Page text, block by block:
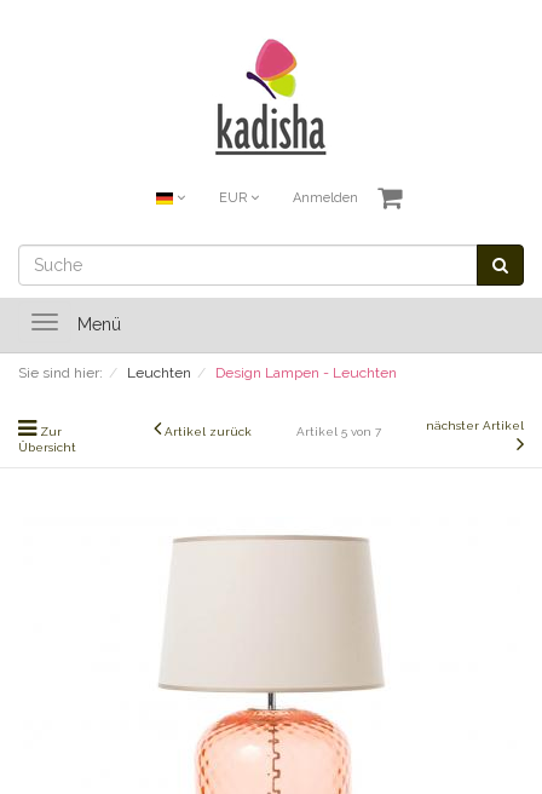
EUR Anmelden
ToggleMenü
Sie sind hier: Leuchten Design Lampen - Leuchten
Zur
Übersicht
Artikel zurück Artikel 5 von 7 nächster Artikel